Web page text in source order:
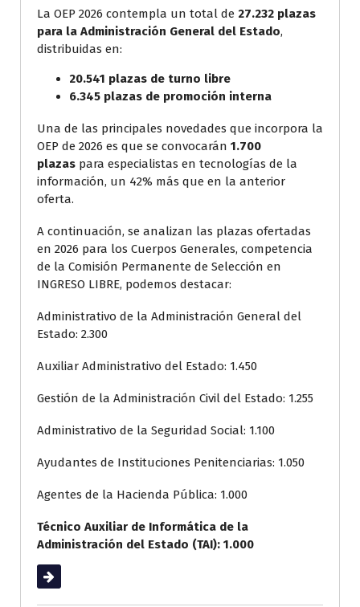
La OEP 2026 contempla un total de 27.232 plazas
para la Administración General del Estado,
distribuidas en:
20.541 plazas de turno libre
6.345 plazas de promoción interna
Una de las principales novedades que incorpora la
OEP de 2026 es que se convocarán 1.700
plazas para especialistas en tecnologías de la
información, un 42% más que en la anterior
oferta.
A continuación, se analizan las plazas ofertadas
en 2026 para los Cuerpos Generales, competencia
de la Comisión Permanente de Selección en
INGRESO LIBRE, podemos destacar:
Administrativo de la Administración General del
Estado: 2.300
Auxiliar Administrativo del Estado: 1.450
Gestión de la Administración Civil del Estado: 1.255
Administrativo de la Seguridad Social: 1.100
Ayudantes de Instituciones Penitenciarias: 1.050
Agentes de la Hacienda Pública: 1.000
Técnico Auxiliar de Informática de la
Administración del Estado (TAI): 1.000
Leer más